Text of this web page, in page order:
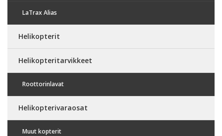
LaTrax Alias
Helikopterit
Helikopteritarvikkeet
Roottorinlavat
Helikopterivaraosat
Muut kopterit